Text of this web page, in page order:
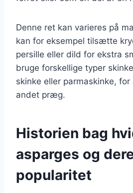
Denne ret kan varieres på
kan for eksempel tilsætte
persille eller dild for ekstra
bruge forskellige typer
skinke eller parmaskinke,
andet præg.
Historien bag
asparges og
popularitet